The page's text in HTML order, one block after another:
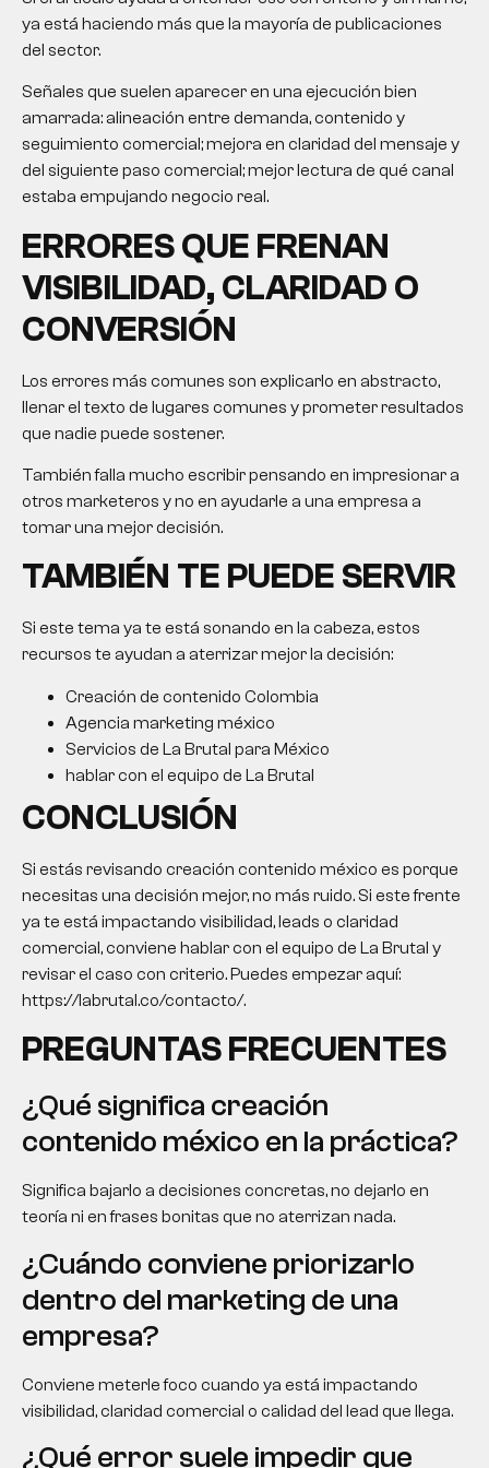
ya está haciendo más que la mayoría de publicaciones
del sector.
Señales que suelen aparecer en una ejecución bien
amarrada: alineación entre demanda, contenido y
seguimiento comercial; mejora en claridad del mensaje y
del siguiente paso comercial; mejor lectura de qué canal
estaba empujando negocio real.
ERRORES QUE FRENAN
VISIBILIDAD, CLARIDAD O
CONVERSIÓN
Los errores más comunes son explicarlo en abstracto,
llenar el texto de lugares comunes y prometer resultados
que nadie puede sostener.
También falla mucho escribir pensando en impresionar a
otros marketeros y no en ayudarle a una empresa a
tomar una mejor decisión.
TAMBIÉN TE PUEDE SERVIR
Si este tema ya te está sonando en la cabeza, estos
recursos te ayudan a aterrizar mejor la decisión:
Creación de contenido Colombia
Agencia marketing méxico
Servicios de La Brutal para México
hablar con el equipo de La Brutal
CONCLUSIÓN
Si estás revisando creación contenido méxico es porque
necesitas una decisión mejor, no más ruido. Si este frente
ya te está impactando visibilidad, leads o claridad
comercial, conviene hablar con el equipo de La Brutal y
revisar el caso con criterio. Puedes empezar aquí:
https://labrutal.co/contacto/.
PREGUNTAS FRECUENTES
¿Qué significa creación
contenido méxico en la práctica?
Significa bajarlo a decisiones concretas, no dejarlo en
teoría ni en frases bonitas que no aterrizan nada.
¿Cuándo conviene priorizarlo
dentro del marketing de una
empresa?
Conviene meterle foco cuando ya está impactando
visibilidad, claridad comercial o calidad del lead que llega.
¿Qué error suele impedir que